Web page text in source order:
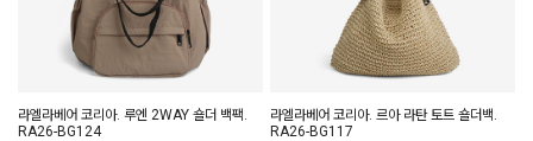
라엘라베어 코리아. 루엔 2WAY 숄더 백팩.
RA26-BG124
라엘라베어 코리아. 르아 라탄 토트 숄더백.
RA26-BG117